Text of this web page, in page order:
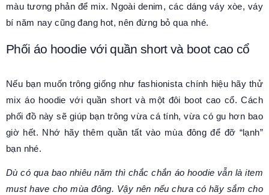
màu tương phản để mix. Ngoài denim, các dáng váy xòe, váy
bí năm nay cũng đang hot, nên đừng bỏ qua nhé.
Phối áo hoodie với quần short và boot cao cổ
Nếu bạn muốn trông giống như fashionista chính hiệu hãy thử
mix áo hoodie với quần short và một đôi boot cao cổ. Cách
phối đồ này sẽ giúp bạn trông vừa cá tính, vừa có gu hơn bao
giờ hết. Nhớ hãy thêm quần tất vào mùa đông để đỡ “lạnh”
bạn nhé.
Dù có qua bao nhiêu năm thì chắc chắn áo hoodie vẫn là item
must have cho mùa đông. Vậy nên nếu chưa có hãy sắm cho